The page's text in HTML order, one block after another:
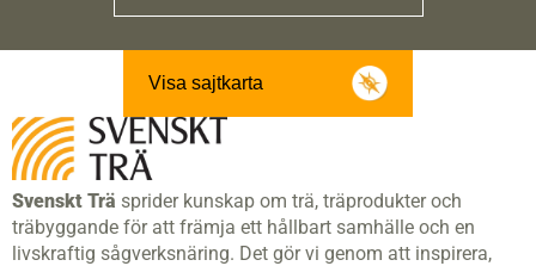
Visa sajtkarta
Svenskt Trä sprider kunskap om trä, träprodukter och
träbyggande för att främja ett hållbart samhälle och en
livskraftig sågverksnäring. Det gör vi genom att inspirera,